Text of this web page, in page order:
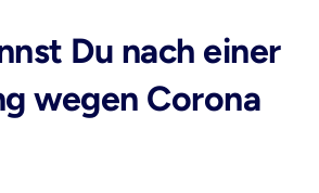
Du nach einer
wegen Corona